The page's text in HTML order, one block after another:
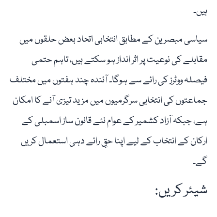
ہیں۔
سیاسی مبصرین کے مطابق انتخابی اتحاد بعض حلقوں میں
مقابلے کی نوعیت پر اثر انداز ہو سکتے ہیں، تاہم حتمی
فیصلہ ووٹرز کی رائے سے ہوگا۔ آئندہ چند ہفتوں میں مختلف
جماعتوں کی انتخابی سرگرمیوں میں مزید تیزی آنے کا امکان
ہے، جبکہ آزاد کشمیر کے عوام نئے قانون ساز اسمبلی کے
ارکان کے انتخاب کے لیے اپنا حقِ رائے دہی استعمال کریں
گے۔
شیئر کریں: